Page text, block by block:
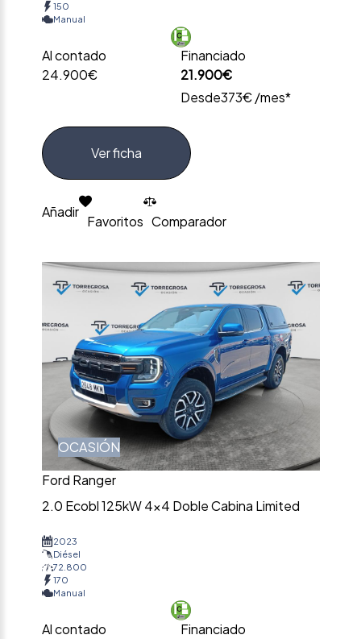
150
Manual
Al contado
24.900€
Financiado
21.900€
Desde373€ /mes*
Ver ficha
Añadir
Favoritos Comparador
OCASIÓN
Ford Ranger
2.0 Ecobl 125kW 4×4 Doble Cabina Limited
2023
Diésel
72.800
170
Manual
Al contado
Financiado